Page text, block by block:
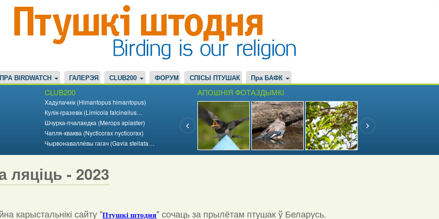
ПРА BIRDWATCH ГАЛЕРЭЯ CLUB200 ФОРУМ СПІСЫ ПТУШАК Пра БАФК
CLUB200
Хадулачнік (Himantopus himantopus)
Кулік-гразевік (Limicola falcinellus…
Шчурка-пчалаедка (Merops apiaster)
Чапля-кваква (Nycticorax nycticorax)
Чырвонаваллёвы гагач (Gavia stellata…
АПОШНІЯ ФОТАЗДЫМКІ
ляціць - 2023
карыстальнікі сайту "Птушкі штодня" сочаць за прылётам птушак ў Беларусь.